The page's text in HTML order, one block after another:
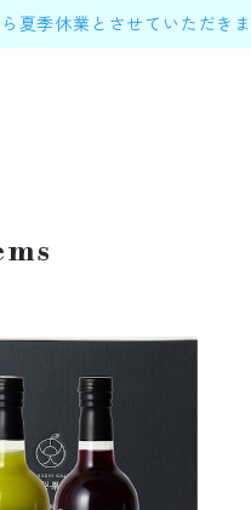
夏季休業とさせていただきま